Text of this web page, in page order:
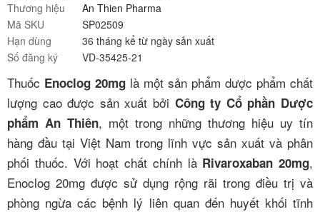
Thương hiệu
An Thien Pharma
Mã SKU
SP02509
Hạn dùng
36 tháng kể từ ngày sản xuất
Số đăng ký
VD-35425-21
Thuốc Enoclog 20mg là một sản phẩm dược phẩm chất
lượng cao được sản xuất bởi Công ty Cổ phần Dược
phẩm An Thiên, một trong những thương hiệu uy tín
hàng đầu tại Việt Nam trong lĩnh vực sản xuất và phân
phối thuốc. Với hoạt chất chính là Rivaroxaban 20mg,
Enoclog 20mg được sử dụng rộng rãi trong điều trị và
phòng ngừa các bệnh lý liên quan đến huyết khối tĩnh